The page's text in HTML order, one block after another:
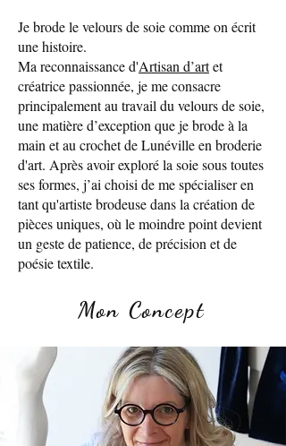
Je brode le velours de soie comme on écrit
une histoire.
Ma reconnaissance d'Artisan d’artet
créatrice passionnée, je me consacre
principalement au travail du velours de soie,
une matière d’exception que je brode à la
main et au crochet de Lunéville en broderie
d'art. Après avoir exploré la soie sous toutes
ses formes, j’ai choisi de me spécialiser en
tant qu'artiste brodeuse dans la création de
pièces uniques, où le moindre point devient
un geste de patience, de précision et de
poésie textile.
Mon Concept